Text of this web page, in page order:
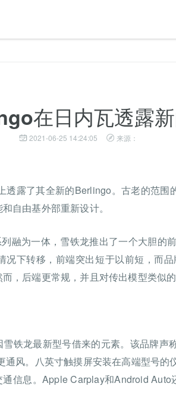
在日内瓦透露
2021-06-25 14:24:05 来源：
透露了其全新的Berlingo。古老的范围
自由基外部重新设计。
融为一体，雪铁龙推出了一个大胆的
下转移，前端突出短于以前短，而品
，后端更常规，并且对传出模型类似的
铁龙最新型号借来的元素。该品牌声
通风。八英寸触摸屏安装在高端型号的
信息。Apple Carplay和Android